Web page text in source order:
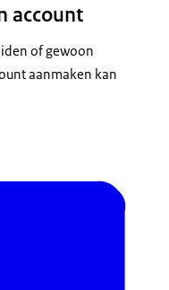
account
of gewoon
aanmaken kan